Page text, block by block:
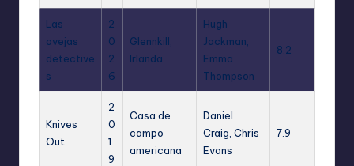
Las
ovejas
detective
s
2
0
2
6
Glennkill,
Irlanda
Hugh
Jackman,
Emma
Thompson
8.2
Knives
Out
2
0
1
9
Casa de
campo
americana
Daniel
Craig, Chris
Evans
7.9